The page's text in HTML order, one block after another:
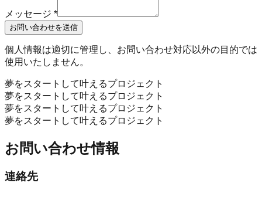
メッセージ *
お問い合わせを送信
個人情報は適切に管理し、お問い合わせ対応以外の目的では
使用いたしません。
夢をスタートして叶えるプロジェクト
夢をスタートして叶えるプロジェクト
夢をスタートして叶えるプロジェクト
夢をスタートして叶えるプロジェクト
お問い合わせ情報
連絡先